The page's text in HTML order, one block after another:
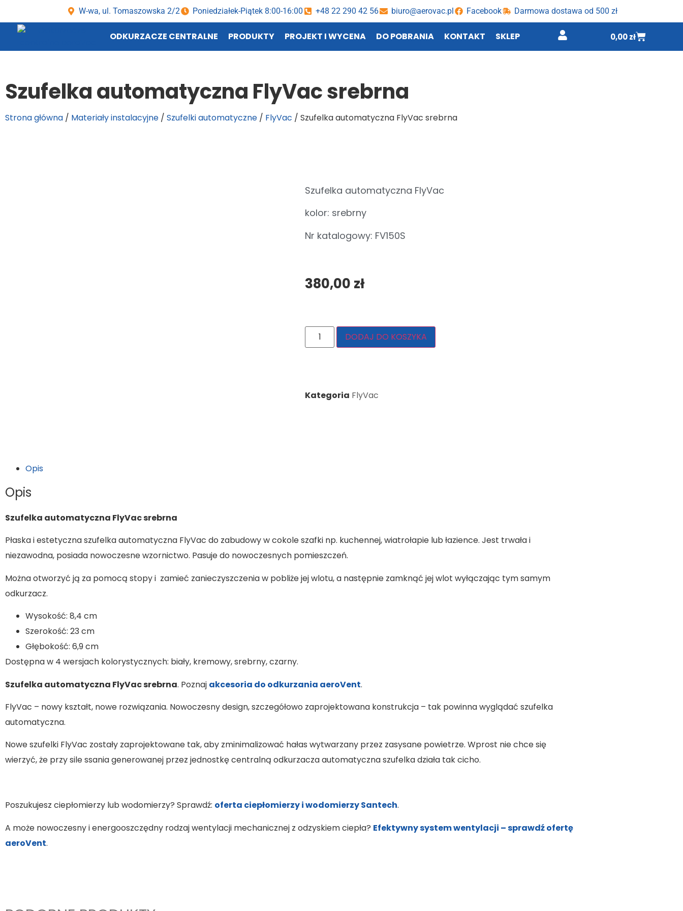
W-wa, ul. Tomaszowska 2/2 Poniedziałek-Piątek 8:00-16:00 +48 22 290 42 56 biuro@aerovac.pl Facebook Darmowa dostawa od 500 zł
ODKURZACZE CENTRALNE PRODUKTY PROJEKT I WYCENA DO POBRANIA KONTAKT SKLEP 0,00zł
Szufelka automatyczna FlyVac srebrna
Strona główna / Materiały instalacyjne / Szufelki automatyczne / FlyVac / Szufelka automatyczna FlyVac srebrna
Szufelka automatyczna FlyVac
kolor: srebrny
Nr katalogowy: FV150S
380,00 zł
DODAJ DO KOSZYKA
Kategoria FlyVac
Opis
Opis
Szufelka automatyczna FlyVac srebrna
Płaska i estetyczna szufelka automatyczna FlyVac do zabudowy w cokole szafki np. kuchennej, wiatrołapie lub łazience. Jest trwała i
niezawodna, posiada nowoczesne wzornictwo. Pasuje do nowoczesnych pomieszczeń.
Można otworzyć ją za pomocą stopy i zamieć zanieczyszczenia w pobliże jej wlotu, a następnie zamknąć jej wlot wyłączając tym samym
odkurzacz.
Wysokość: 8,4 cm
Szerokość: 23 cm
Głębokość: 6,9 cm
Dostępna w 4 wersjach kolorystycznych: biały, kremowy, srebrny, czarny.
Szufelka automatyczna FlyVac srebrna. Poznaj akcesoria do odkurzania aeroVent.
FlyVac – nowy kształt, nowe rozwiązania. Nowoczesny design, szczegółowo zaprojektowana konstrukcja – tak powinna wyglądać szufelka
automatyczna.
Nowe szufelki FlyVac zostały zaprojektowane tak, aby zminimalizować hałas wytwarzany przez zasysane powietrze. Wprost nie chce się
wierzyć, że przy sile ssania generowanej przez jednostkę centralną odkurzacza automatyczna szufelka działa tak cicho.
Poszukujesz ciepłomierzy lub wodomierzy? Sprawdź: oferta ciepłomierzy i wodomierzy Santech.
A może nowoczesny i energooszczędny rodzaj wentylacji mechanicznej z odzyskiem ciepła? Efektywny system wentylacji – sprawdź ofertę
aeroVent.